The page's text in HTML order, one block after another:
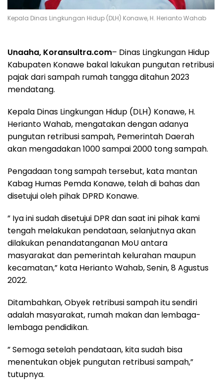
Kepala Dinas Lingkungan Hidup (DLH) Konawe, H. Herianto Wahab
Unaaha, Koransultra.com– Dinas Lingkungan Hidup
Kabupaten Konawe bakal lakukan pungutan retribusi
pajak dari sampah rumah tangga ditahun 2023
mendatang.
Kepala Dinas Lingkungan Hidup (DLH) Konawe, H.
Herianto Wahab, mengatakan dengan adanya
pungutan retribusi sampah, Pemerintah Daerah
akan mengadakan 1000 sampai 2000 tong sampah.
Pengadaan tong sampah tersebut, kata mantan
Kabag Humas Pemda Konawe, telah di bahas dan
disetujui oleh pihak DPRD Konawe.
” Iya ini sudah disetujui DPR dan saat ini pihak kami
tengah melakukan pendataan, selanjutnya akan
dilakukan penandatanganan MoU antara
masyarakat dan pemerintah kelurahan maupun
kecamatan,” kata Herianto Wahab, Senin, 8 Agustus
2022.
Ditambahkan, Obyek retribusi sampah itu sendiri
adalah masyarakat, rumah makan dan lembaga-
lembaga pendidikan.
” Semoga setelah pendataan, kita sudah bisa
menentukan objek pungutan retribusi sampah,”
tutupnya.